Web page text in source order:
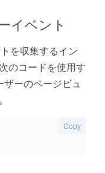
イベント
を収集するイン
のコードを使用す
ーのページビュ
Copy